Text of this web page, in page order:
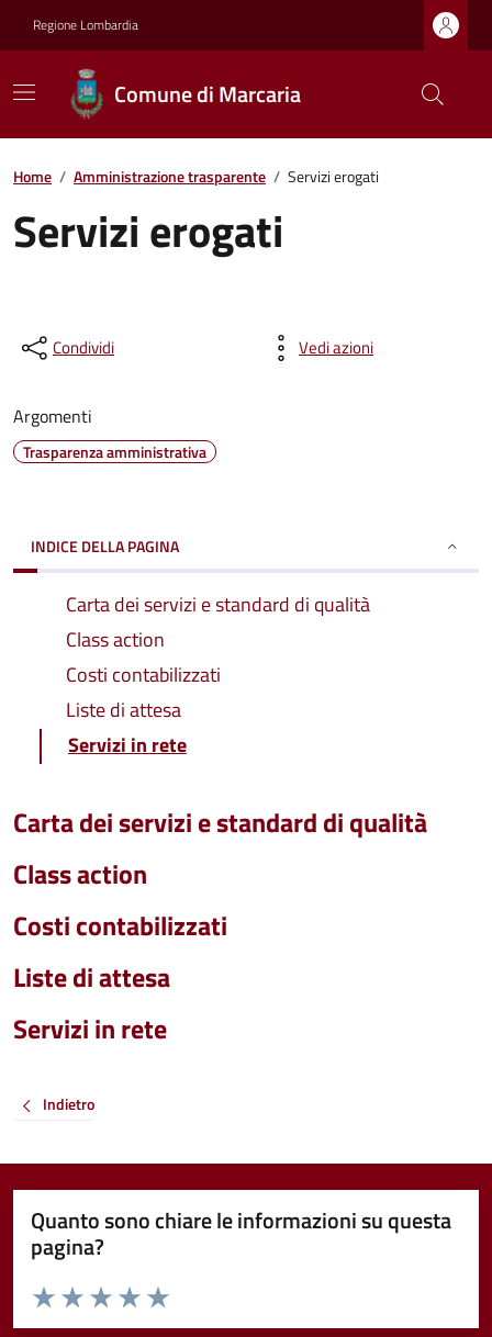
Regione Lombardia
Comune di Marcaria
Home / Amministrazione trasparente / Servizi erogati
Servizi erogati
Condividi Vedi azioni
Argomenti
Trasparenza amministrativa
INDICE DELLA PAGINA
Carta dei servizi e standard di qualità
Class action
Costi contabilizzati
Liste di attesa
Servizi in rete
Carta dei servizi e standard di qualità
Class action
Costi contabilizzati
Liste di attesa
Servizi in rete
Indietro
Quanto sono chiare le informazioni su questa
pagina?
Valuta da 1 a 5 stelle la pagina
Valuta 5 stelle su 5
Valuta 4 stelle su 5
Valuta 3 stelle su 5
Valuta 2 stelle su 5
Valuta 1 stelle su 5